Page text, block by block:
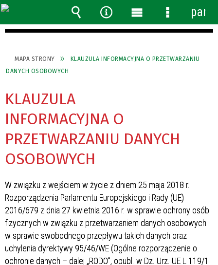
MAPA STRONY
KLAUZULA INFORMACYJNA O PRZETWARZANIU
DANYCH OSOBOWYCH
KLAUZULA
INFORMACYJNA O
PRZETWARZANIU DANYCH
OSOBOWYCH
W związku z wejściem w życie z dniem 25 maja 2018 r.
Rozporządzenia Parlamentu Europejskiego i Rady (UE)
2016/679 z dnia 27 kwietnia 2016 r. w sprawie ochrony osób
fizycznych w związku z przetwarzaniem danych osobowych i
w sprawie swobodnego przepływu takich danych oraz
uchylenia dyrektywy 95/46/WE (Ogólne rozporządzenie o
ochronie danych – dalej „RODO”, opubl. w Dz. Urz. UE L 119/1
Wyszukiwarka
Narzędzia
Menu Menu
panel